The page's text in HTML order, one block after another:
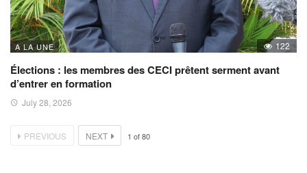
A LA UNE 122
Élections : les membres des CECI prêtent serment avant
d’entrer en formation
July 28, 2026
PREVIOUS NEXT 1 of80